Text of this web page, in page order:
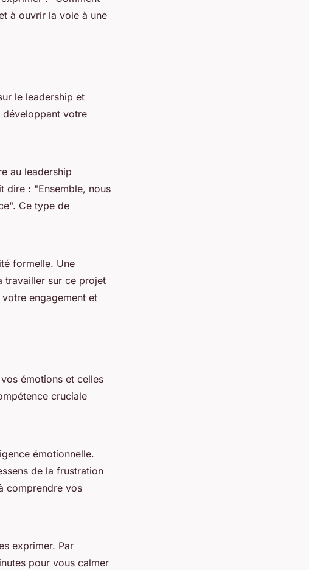
à ouvrir la voie à une
le leadership et
développant votre
au leadership
dire : "Ensemble, nous
". Ce type de
formelle. Une
travailler sur ce projet
engagement et
émotions et celles
cruciale
émotionnelle.
de la frustration
comprendre vos
exprimer. Par
pour vous calmer